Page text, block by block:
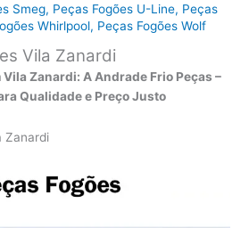
Smeg, Peças Fogões U-Line, Peças
Whirlpool, Peças Fogões Wolf
Vila Zanardi
Vila Zanardi: A Andrade Frio Peças –
Qualidade e Preço Justo
Zanardi